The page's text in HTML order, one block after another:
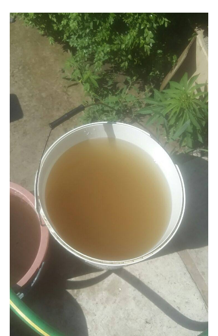
З-під крану тече брудна вода